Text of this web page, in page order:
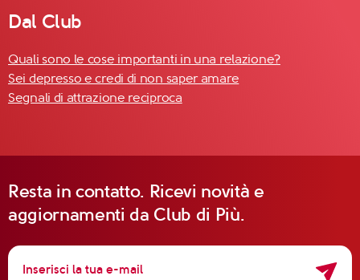
Dal Club
Quali sono le cose importanti in una relazione?
Sei depresso e credi di non saper amare
Segnali di attrazione reciproca
Resta in contatto. Ricevi novità e
aggiornamenti da Club di Più.